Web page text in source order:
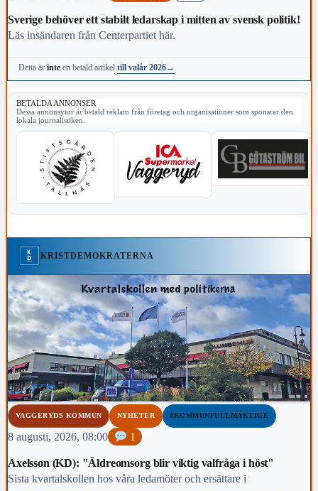
Sverige behöver ett stabilt ledarskap i mitten av svensk politik!
Läs insändaren från Centerpartiet här.
Detta ärinte en betald artikel.till valår 2026→
BETALDA ANNONSER
Dessa annonsytor är betald reklam från företag och organisationer som sponsrar den
lokala journalistiken.
KRISTDEMOKRATERNA
VAGGERYDS KOMMUN NYHETER #KOMMUNFULLMÄKTIGE
8 augusti, 2026, 08:00 1
Axelsson (KD): "Äldreomsorg blir viktig valfråga i höst"
Sista kvartalskollen hos våra ledamöter och ersättare i